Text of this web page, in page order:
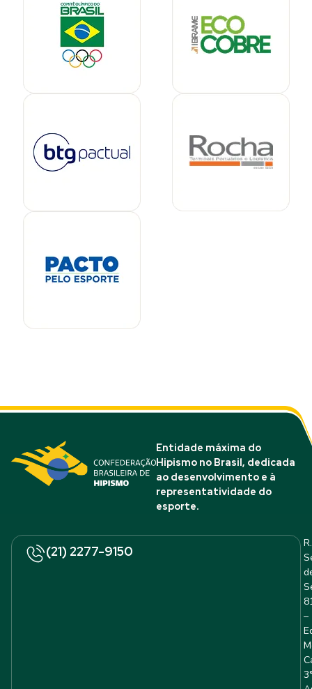
Entidade máxima do
Hipismo no Brasil, dedicada
ao desenvolvimento e à
representatividade do
esporte.
(21) 2277-9150
R.
–